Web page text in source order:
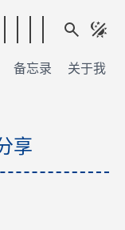
备忘录 关于我
享